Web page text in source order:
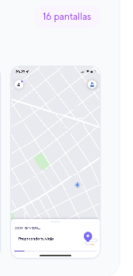
16 pantallas